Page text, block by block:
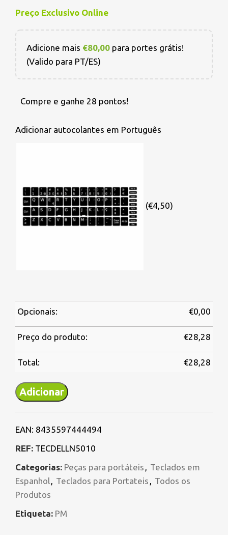
Preço Exclusivo Online
Adicione mais €80,00 para portes grátis!
(Valido para PT/ES)
Compre e ganhe 28 pontos!
Adicionar autocolantes em Português
(€4,50)
Opcionais: €0,00
Preço do produto: €28,28
Total: €28,28
Adicionar
EAN: 8435597444494
REF: TECDELLN5010
Categorias: Peças para portáteis , Teclados em
Espanhol, Teclados para Portateis , Todos os
Produtos
Etiqueta: PM